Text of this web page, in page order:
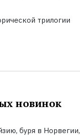
трилогии
новинок
буря в Норвегии,